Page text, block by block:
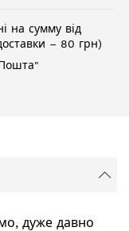
на сумму від
– 80 грн)
дуже давно